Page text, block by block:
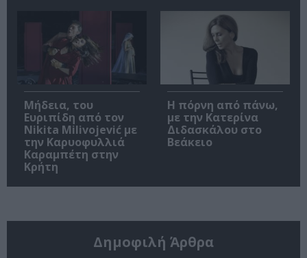
Μήδεια, του
Ευριπίδη από τον
Nikita Milivojević με
την Καρυοφυλλιά
Καραμπέτη στην
Κρήτη
Η πόρνη από πάνω,
με την Κατερίνα
Διδασκάλου στο
Βεάκειο
Δημοφιλή Άρθρα